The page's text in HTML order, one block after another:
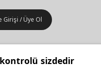
Girişi / Üye Ol
sizdedir